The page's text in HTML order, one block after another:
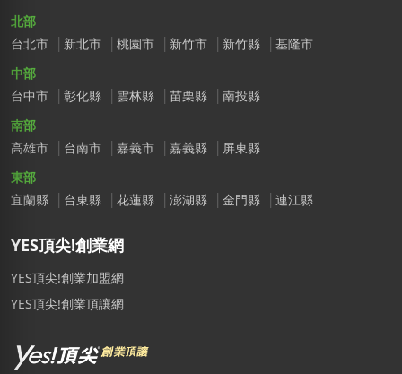
北部
台北市
新北市 桃園市 新竹市 新竹縣
基隆市
中部
台中市
彰化縣 雲林縣 苗栗縣
南投縣
南部
高雄市
台南市 嘉義市 嘉義縣
屏東縣
東部
宜蘭縣
台東縣 花蓮縣 澎湖縣 金門縣 連江縣
YES頂尖!創業網
YES頂尖!創業加盟網
YES頂尖!創業頂讓網